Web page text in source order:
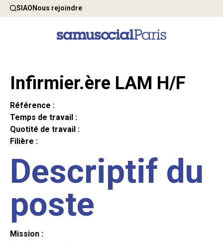
SIAONous rejoindre
Infirmier.ère LAM H/F
Référence :
Temps de travail :
Quotité de travail :
Filière :
Descriptif du
poste
Mission :